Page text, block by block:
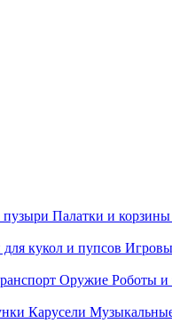
Палатки и корзины
для кукол и пупсов
Оружие Роботы и
Карусели